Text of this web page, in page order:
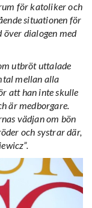
för katoliker och
situationen för
dialogen med
utbröt uttalade
mellan alla
att han inte skulle
är medborgare.
vädjan om bön
och systrar där,